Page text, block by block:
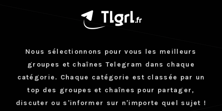
Nous sélectionnons pour vous les meilleurs
groupes et chaînes Telegram dans chaque
catégorie. Chaque catégorie est classée par un
top des groupes et chaînes pour partager,
discuter ou s'informer sur n'importe quel sujet !